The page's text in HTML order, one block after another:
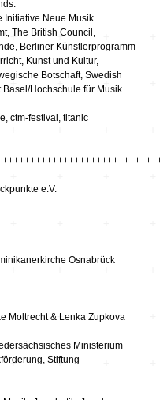
Initiative Neue Musik
The British Council,
Berliner Künstlerprogramm
Kunst und Kultur,
Botschaft, Swedish
Hochschule für Musik
ctm-festival, titanic
e.V.
Osnabrück
Moltrecht & Lenka Zupkova
Ministerium
Stiftung